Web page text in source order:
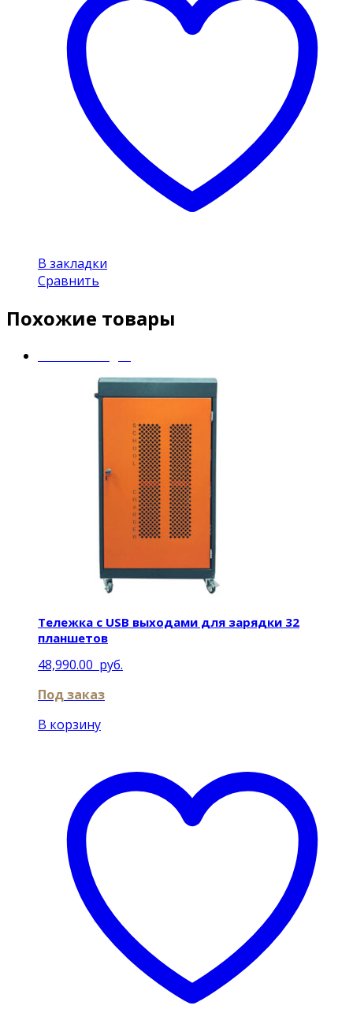
В закладки
Сравнить
Похожие товары
Тележка с USB выходами для зарядки 32
планшетов
48,990.00 руб.
Под заказ
В корзину